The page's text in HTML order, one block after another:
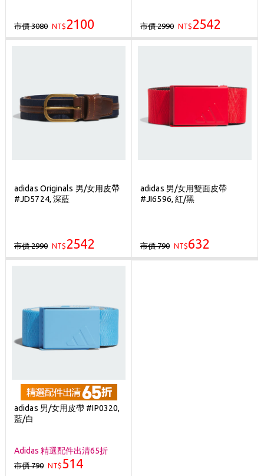
市價 3080 NT$ 2100 市價 2990 NT$ 2542
adidas Originals 男/女用皮帶
#JD5724, 深藍
市價 2990 NT$ 2542
adidas 男/女用雙面皮帶
#JI6596, 紅/黑
市價 790 NT$632
adidas 男/女用皮帶 #IP0320,
藍/白
Adidas 精選配件出清65折
市價 790 NT$514